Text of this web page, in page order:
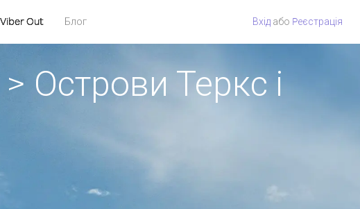
Viber Out Блог Вхід або Pеєстрація
Острови Теркс і